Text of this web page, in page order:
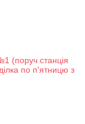
(поруч станція
по п'ятницю з